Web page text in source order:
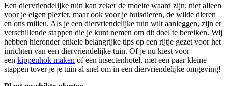
Een diervriendelijke tuin kan zeker de moeite waard zijn; niet alleen
voor je eigen plezier, maar ook voor je huisdieren, de wilde dieren
en ons milieu. Als je een diervriendelijke tuin wilt aanleggen, zijn er
verschillende stappen die je kunt nemen om dit doel te bereiken. Wij
hebben hieronder enkele belangrijke tips op een rijtje gezet voor het
inrichten van een diervriendelijke tuin. Of je nu kiest voor
een kippenhok maken of een insectenhotel, met een paar kleine
stappen tover je je tuin al snel om in een diervriendelijke omgeving!